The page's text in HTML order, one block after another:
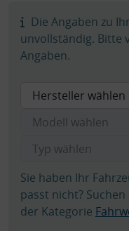
Die Angaben zu
unvollständig. Bitte
Angaben.
Sie haben Ihr
passt nicht?
der Kategorie